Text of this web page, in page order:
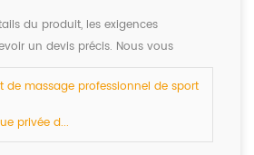
du produit, les exigences
un devis précis. Nous vous
brefs délais.
de massage professionnel de sport
privée d...